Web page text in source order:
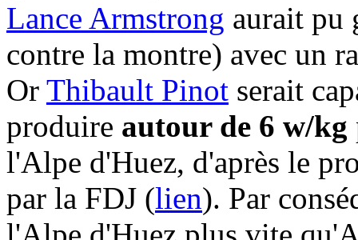
Lance Armstrong aurait pu
contre la montre) avec un
Or Thibault Pinot serait
produire autour de 6 w/kg
l'Alpe d'Huez, d'après le
par la FDJ (lien). Par